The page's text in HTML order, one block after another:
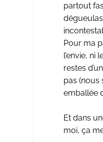
partout
Pour ma
l’envie, ni
restes
pas (nous
emballée
Et dans
moi, ça